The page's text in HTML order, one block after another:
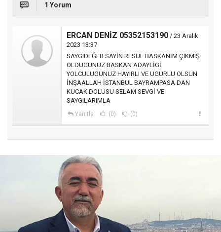
1 Yorum
ERCAN DENİZ 05352153190 / 23 Aralık
2023 13:37
SAYGIDEĞER SAYİN RESUL BASKANİM ÇIKMIŞ
OLDUGUNUZ BASKAN ADAYLİGİ
YOLCULUGUNUZ HAYIRLI VE UGURLU OLSUN
İNŞAALLAH İSTANBUL BAYRAMPASA DAN
KUCAK DOLUSU SELAM SEVGİ VE
SAYGILARIMLA
Yanıtla (0) (0)